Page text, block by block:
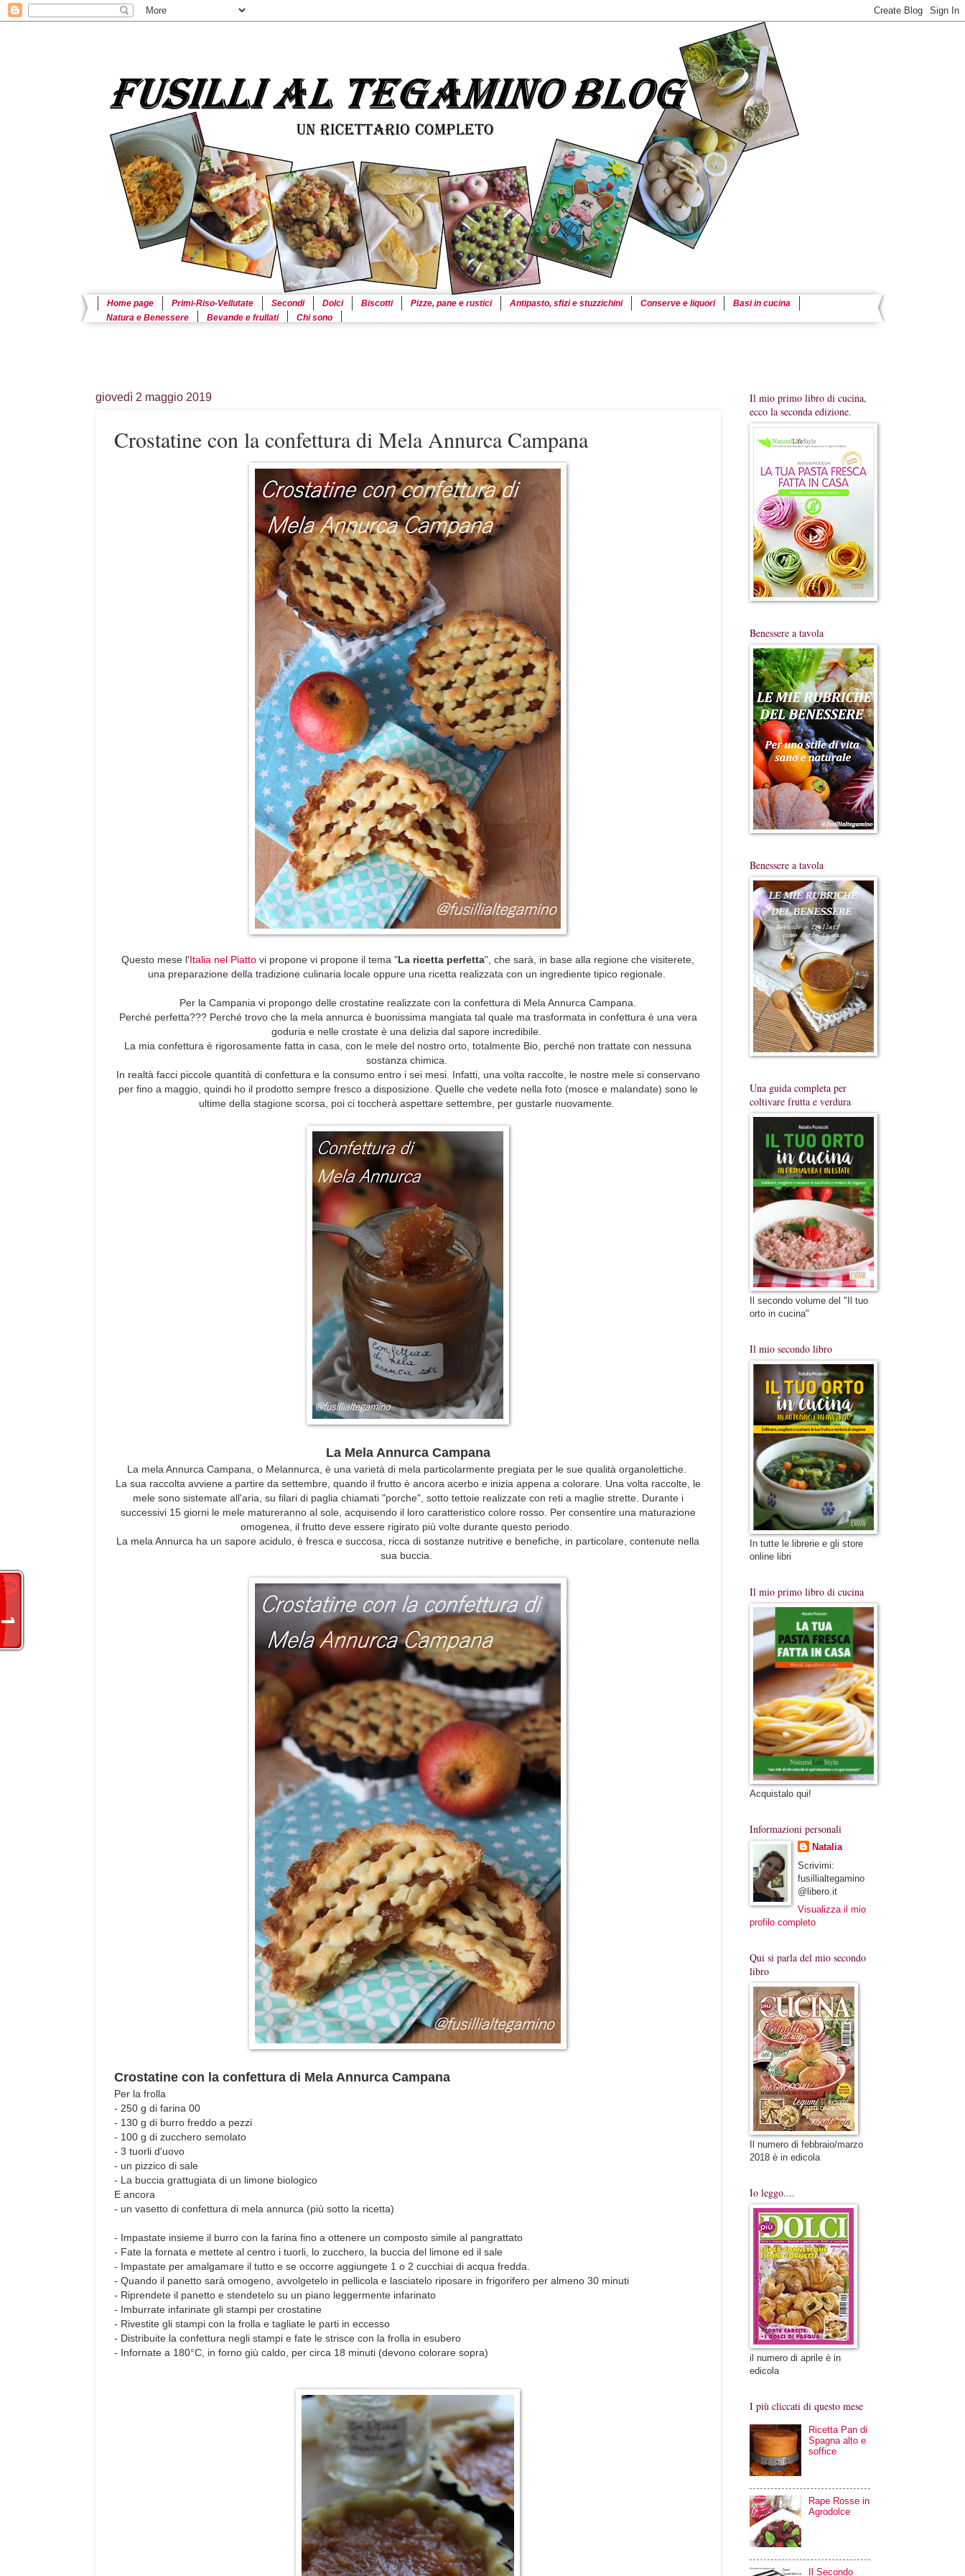
Home page Primi-Riso-Vellutate Secondi Dolci Biscotti Pizze, pane e rustici Antipasto, sfizi e stuzzichini Conserve e liquori
Basi in cucina
Natura e Benessere
Bevande e frullati Chi sono
giovedì 2 maggio 2019
Crostatine con la confettura di Mela Annurca Campana
Questo mese l' Italia nel Piatto vi propone vi propone il tema " La ricetta perfetta", che sarà, in base alla regione che visiterete,
una preparazione della tradizione culinaria locale oppure una ricetta realizzata con un ingrediente tipico regionale.
Per la Campania vi propongo delle crostatine realizzate con la confettura di Mela Annurca Campana.
Perché perfetta??? Perché trovo che la mela annurca è buonissima mangiata tal quale ma trasformata in confettura è una vera
goduria e nelle crostate è una delizia dal sapore incredibile.
La mia confettura è rigorosamente fatta in casa, con le mele del nostro orto, totalmente Bio, perché non trattate con nessuna
sostanza chimica.
In realtà facci piccole quantità di confettura e la consumo entro i sei mesi. Infatti, una volta raccolte, le nostre mele si conservano
per fino a maggio, quindi ho il prodotto sempre fresco a disposizione. Quelle che vedete nella foto (mosce e malandate) sono le
ultime della stagione scorsa, poi ci toccherà aspettare settembre, per gustarle nuovamente.
La Mela Annurca Campana
La mela Annurca Campana, o Melannurca, è una varietà di mela particolarmente pregiata per le sue qualità organolettiche.
La sua raccolta avviene a partire da settembre, quando il frutto è ancora acerbo e inizia appena a colorare. Una volta raccolte, le
mele sono sistemate all'aria, su filari di paglia chiamati "porche", sotto tettoie realizzate con reti a maglie strette. Durante i
successivi 15 giorni le mele matureranno al sole, acquisendo il loro caratteristico colore rosso. Per consentire una maturazione
omogenea, il frutto deve essere rigirato più volte durante questo periodo.
La mela Annurca ha un sapore acidulo, è fresca e succosa, ricca di sostanze nutritive e benefiche, in particolare, contenute nella
sua buccia.
Crostatine con la confettura di Mela Annurca Campana
Per la frolla
- 250 g di farina 00
- 130 g di burro freddo a pezzi
- 100 g di zucchero semolato
- 3 tuorli d'uovo
- un pizzico di sale
- La buccia grattugiata di un limone biologico
E ancora
- un vasetto di confettura di mela annurca (più sotto la ricetta)
- Impastate insieme il burro con la farina fino a ottenere un composto simile al pangrattato
- Fate la fornata e mettete al centro i tuorli, lo zucchero, la buccia del limone ed il sale
- Impastate per amalgamare il tutto e se occorre aggiungete 1 o 2 cucchiai di acqua fredda.
- Quando il panetto sarà omogeno, avvolgetelo in pellicola e lasciatelo riposare in frigorifero per almeno 30 minuti
- Riprendete il panetto e stendetelo su un piano leggermente infarinato
- Imburrate infarinate gli stampi per crostatine
- Rivestite gli stampi con la frolla e tagliate le parti in eccesso
- Distribuite la confettura negli stampi e fate le strisce con la frolla in esubero
- Infornate a 180°C, in forno giù caldo, per circa 18 minuti (devono colorare sopra)
Il mio primo libro di cucina,
ecco la seconda edizione.
Benessere a tavola
Benessere a tavola
Una guida completa per
coltivare frutta e verdura
Il secondo volume del "Il tuo
orto in cucina"
Il mio secondo libro
In tutte le librerie e gli store
online libri
Il mio primo libro di cucina
Acquistalo qui!
Informazioni personali
Natalia
Scrivimi:
fusillialtegamino
@libero.it
Visualizza il mio
profilo completo
Qui si parla del mio secondo
libro
Il numero di febbraio/marzo
2018 è in edicola
Io leggo....
il numero di aprile è in
edicola
I più cliccati di questo mese
Ricetta Pan di
Spagna alto e
soffice
Rape Rosse in
Agrodolce
Il Secondo